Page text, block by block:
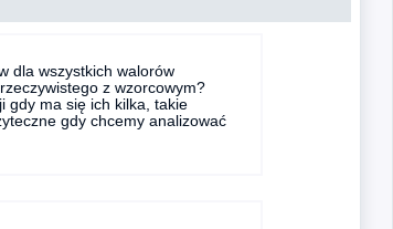
dla wszystkich walorów
z wzorcowym?
gdy ma się ich kilka, takie
gdy chcemy analizować